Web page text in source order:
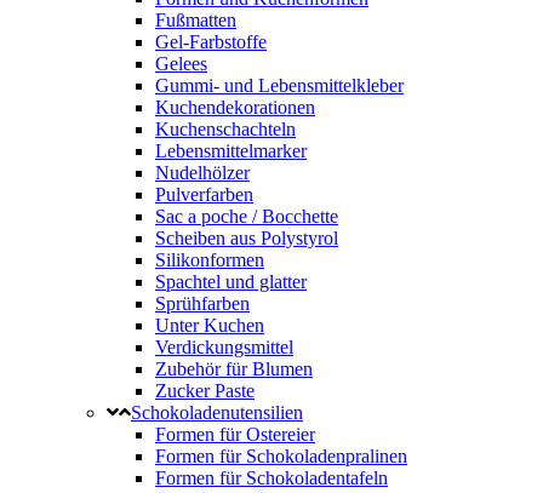
Fußmatten
Gel-Farbstoffe
Gelees
Gummi- und Lebensmittelkleber
Kuchendekorationen
Kuchenschachteln
Lebensmittelmarker
Nudelhölzer
Pulverfarben
Sac a poche / Bocchette
Scheiben aus Polystyrol
Silikonformen
Spachtel und glatter
Sprühfarben
Unter Kuchen
Verdickungsmittel
Zubehör für Blumen
Zucker Paste
Schokoladenutensilien
Formen für Ostereier
Formen für Schokoladenpralinen
Formen für Schokoladentafeln